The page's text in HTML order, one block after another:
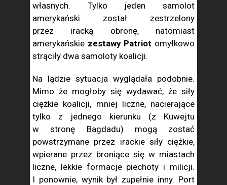
własnych. Tylko jeden samolot
amerykański został zestrzelony
przez iracką obronę, natomiast
amerykańskie zestawy Patriot omyłkowo
strąciły dwa samoloty koalicji.
Na lądzie sytuacja wyglądała podobnie.
Mimo że mogłoby się wydawać, że siły
ciężkie koalicji, mniej liczne, nacierające
tylko z jednego kierunku (z Kuwejtu
w stronę Bagdadu) mogą zostać
powstrzymane przez irackie siły ciężkie,
wpierane przez broniące się w miastach
liczne, lekkie formacje piechoty i milicji.
I ponownie, wynik był zupełnie inny. Port